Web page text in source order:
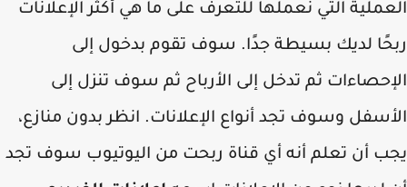
التي نعملها للتعرف على ما هي أكثر الإعلانات
لديك بسيطة جدًا. سوف تقوم بدخول إلى
ثم تدخل إلى الأرباح ثم سوف تنزل إلى
وسوف تجد أنواع الإعلانات. انظر بدون منازع،
أن تعلم أنه أي قناة ربحت من اليوتيوب سوف تجد